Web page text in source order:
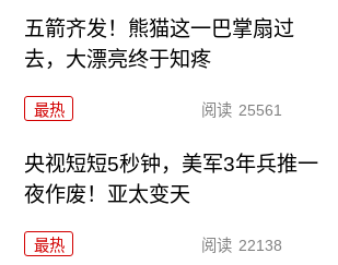
五箭齐发！熊猫这一巴掌扇过
去，大漂亮终于知疼
最热 阅读 25561
央视短短5秒钟，美军3年兵推一
夜作废！亚太变天
最热 阅读 22138